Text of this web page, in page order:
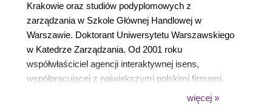
Krakowie oraz studiów podyplomowych z
zarządzania w Szkole Głównej Handlowej w
Warszawie. Doktorant Uniwersytetu Warszawskiego
w Katedrze Zarządzania. Od 2001 roku
współwłaściciel agencji interaktywnej isens,
współpracującej z największymi polskimi firmami.
Od 2008 roku, po pierwszej na polskim rynkuwięcej »